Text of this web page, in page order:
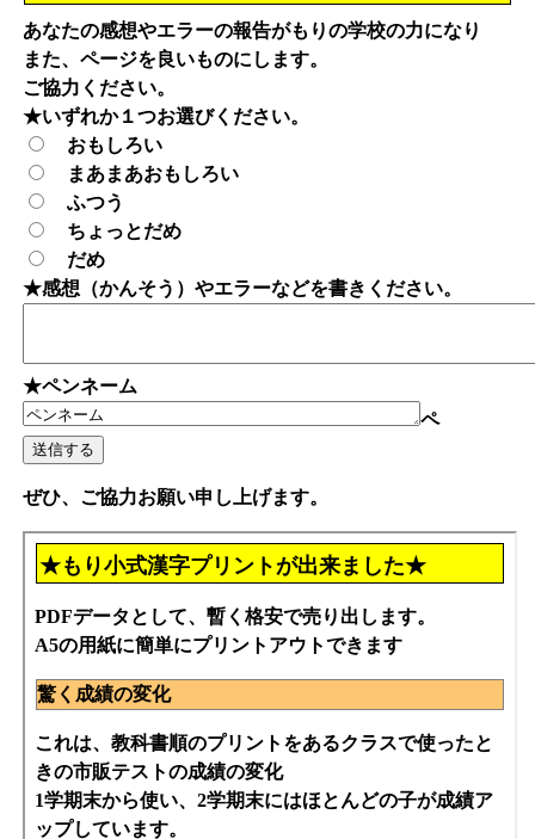
あなたの感想やエラーの報告がもりの学校の力になり
また、ページを良いものにします。
ご協力ください。
★いずれか１つお選びください。
おもしろい
まあまあおもしろい
ふつう
ちょっとだめ
だめ
★感想（かんそう）やエラーなどを書きください。
★ペンネーム
ペ
ぜひ、ご協力お願い申し上げます。